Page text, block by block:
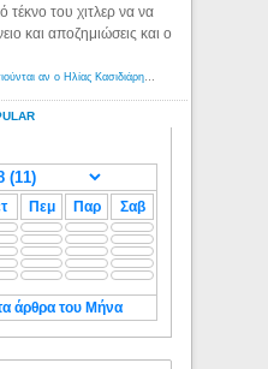
τέκνο του χιτλερ να να
και αποζημιώσεις και ο
Πεμ Παρ Σαβ
άρθρα του Μήνα